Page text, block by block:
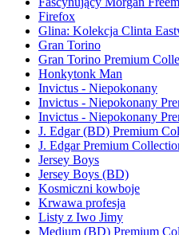
Firefox
Glina: Kolekcja Clinta
Gran Torino
Gran Torino Premium
Honkytonk Man
Invictus - Niepokonany
Invictus - Niepokonany
Invictus - Niepokonany
J. Edgar (BD) Premium
J. Edgar Premium
Jersey Boys
Jersey Boys (BD)
Kosmiczni kowboje
Krwawa profesja
Listy z Iwo Jimy
Medium (BD) Premium